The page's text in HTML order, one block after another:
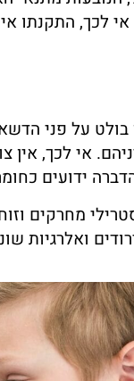
לכך, התקנתו
בולט על פני
אי לכך,
ידועים
מחרקים
ואלרגיות